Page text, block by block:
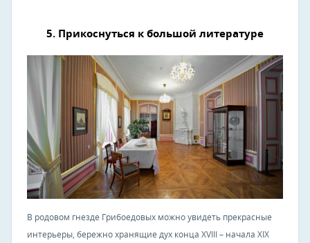
5. Прикоснуться к большой литературе
В родовом гнезде Грибоедовых можно увидеть прекрасные
интерьеры, бережно хранящие дух конца XVIII – начала XIX